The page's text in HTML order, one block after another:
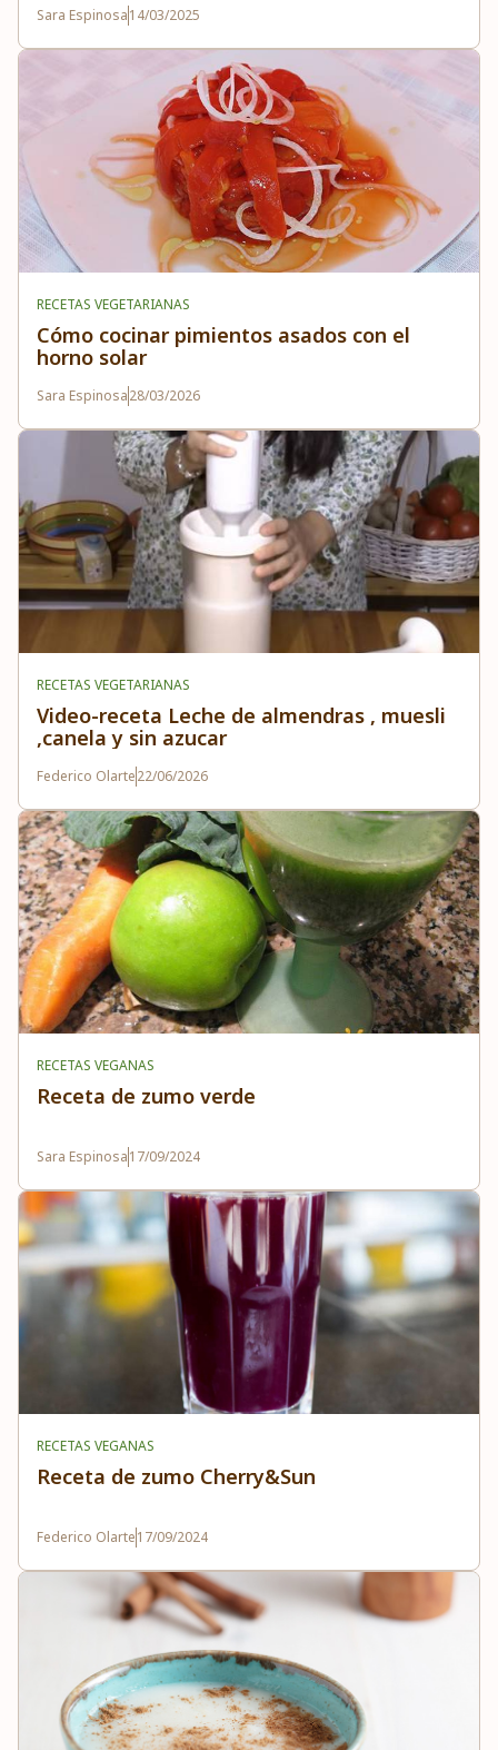
Sara Espinosa14/03/2025
RECETAS VEGETARIANAS
Cómo cocinar pimientos asados con el
horno solar
Sara Espinosa28/03/2026
RECETAS VEGETARIANAS
Video-receta Leche de almendras , muesli
,canela y sin azucar
Federico Olarte22/06/2026
RECETAS VEGANAS
Receta de zumo verde
Sara Espinosa17/09/2024
RECETAS VEGANAS
Receta de zumo Cherry&Sun
Federico Olarte17/09/2024